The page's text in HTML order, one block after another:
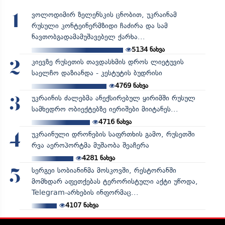
1
ვოლოდიმირ ზელენსკის ცნობით, უკრაინამ
რუსული კონტეინერმზიდი ჩაძირა და სამ
ნავთობგადამამუშავებელ ქარხა...
5134ნახვა
2
კიევზე რუსეთის თავდასხმის დროს ლიეტუვის
საელჩო დაზიანდა - კესტუტის ბუდრისი
4769ნახვა
3
უკრაინის ძალებმა ანექსირებულ ყირიმში რუსულ
სამხედრო ობიექტებზე იერიშები მიიტანეს...
4716ნახვა
4
უკრაინული დრონების საფრთხის გამო, რუსეთში
რვა აეროპორტმა მუშაობა შეაჩერა
4281ნახვა
5
სერგეი სობიანინმა მოსკოვში, რესტორანში
მომხდარ აფეთქებას ტერორისტული აქტი უწოდა,
Telegram-არხების ინფორმაც...
4107ნახვა